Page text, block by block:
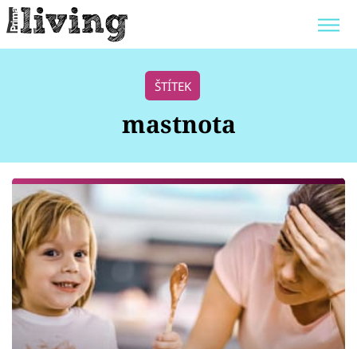
POKOJOVÉ KVĚTINY
ZAHRADA
Témata
Bydlení
Zahrada
Design
ŠTÍTEK
mastnota